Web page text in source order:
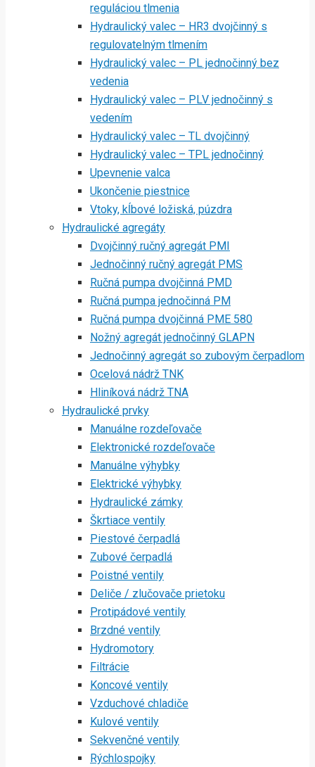
reguláciou tlmenia
Hydraulický valec – HR3 dvojčinný s
regulovatelným tlmením
Hydraulický valec – PL jednočinný bez
vedenia
Hydraulický valec – PLV jednočinný s
vedením
Hydraulický valec – TL dvojčinný
Hydraulický valec – TPL jednočinný
Upevnenie valca
Ukončenie piestnice
Vtoky, kĺbové ložiská, púzdra
Hydraulické agregáty
Dvojčinný ručný agregát PMI
Jednočinný ručný agregát PMS
Ručná pumpa dvojčinná PMD
Ručná pumpa jednočinná PM
Ručná pumpa dvojčinná PME 580
Nožný agregát jednočinný GLAPN
Jednočinný agregát so zubovým čerpadlom
Ocelová nádrž TNK
Hliníková nádrž TNA
Hydraulické prvky
Manuálne rozdeľovače
Elektronické rozdeľovače
Manuálne výhybky
Elektrické výhybky
Hydraulické zámky
Škrtiace ventily
Piestové čerpadlá
Zubové čerpadlá
Poistné ventily
Deliče / zlučovače prietoku
Protipádové ventily
Brzdné ventily
Hydromotory
Filtrácie
Koncové ventily
Vzduchové chladiče
Kulové ventily
Sekvenčné ventily
Rýchlospojky